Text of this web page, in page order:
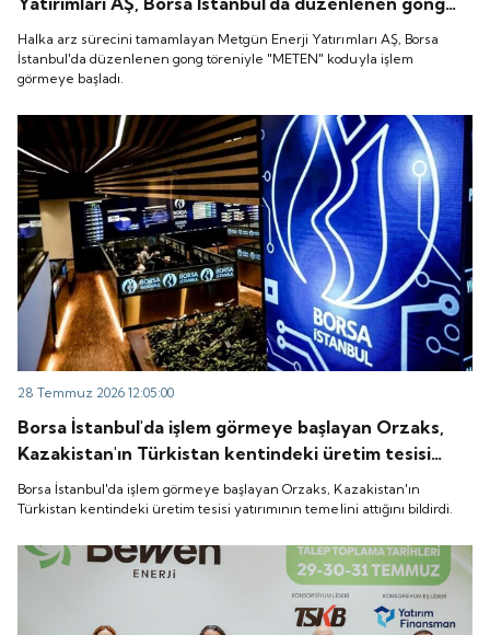
töreniyle "METEN" koduyla işlem görmeye başladı.
Halka arz sürecini tamamlayan Metgün Enerji Yatırımları AŞ, Borsa
İstanbul'da düzenlenen gong töreniyle "METEN" koduyla işlem
görmeye başladı.
28 Temmuz 2026 12:05:00
Borsa İstanbul'da işlem görmeye başlayan Orzaks,
Kazakistan'ın Türkistan kentindeki üretim tesisi
yatırımının temelini attığını bildirdi.
Borsa İstanbul'da işlem görmeye başlayan Orzaks, Kazakistan'ın
Türkistan kentindeki üretim tesisi yatırımının temelini attığını bildirdi.